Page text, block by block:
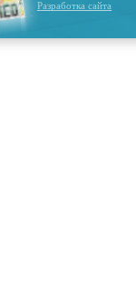
Разработка сайта